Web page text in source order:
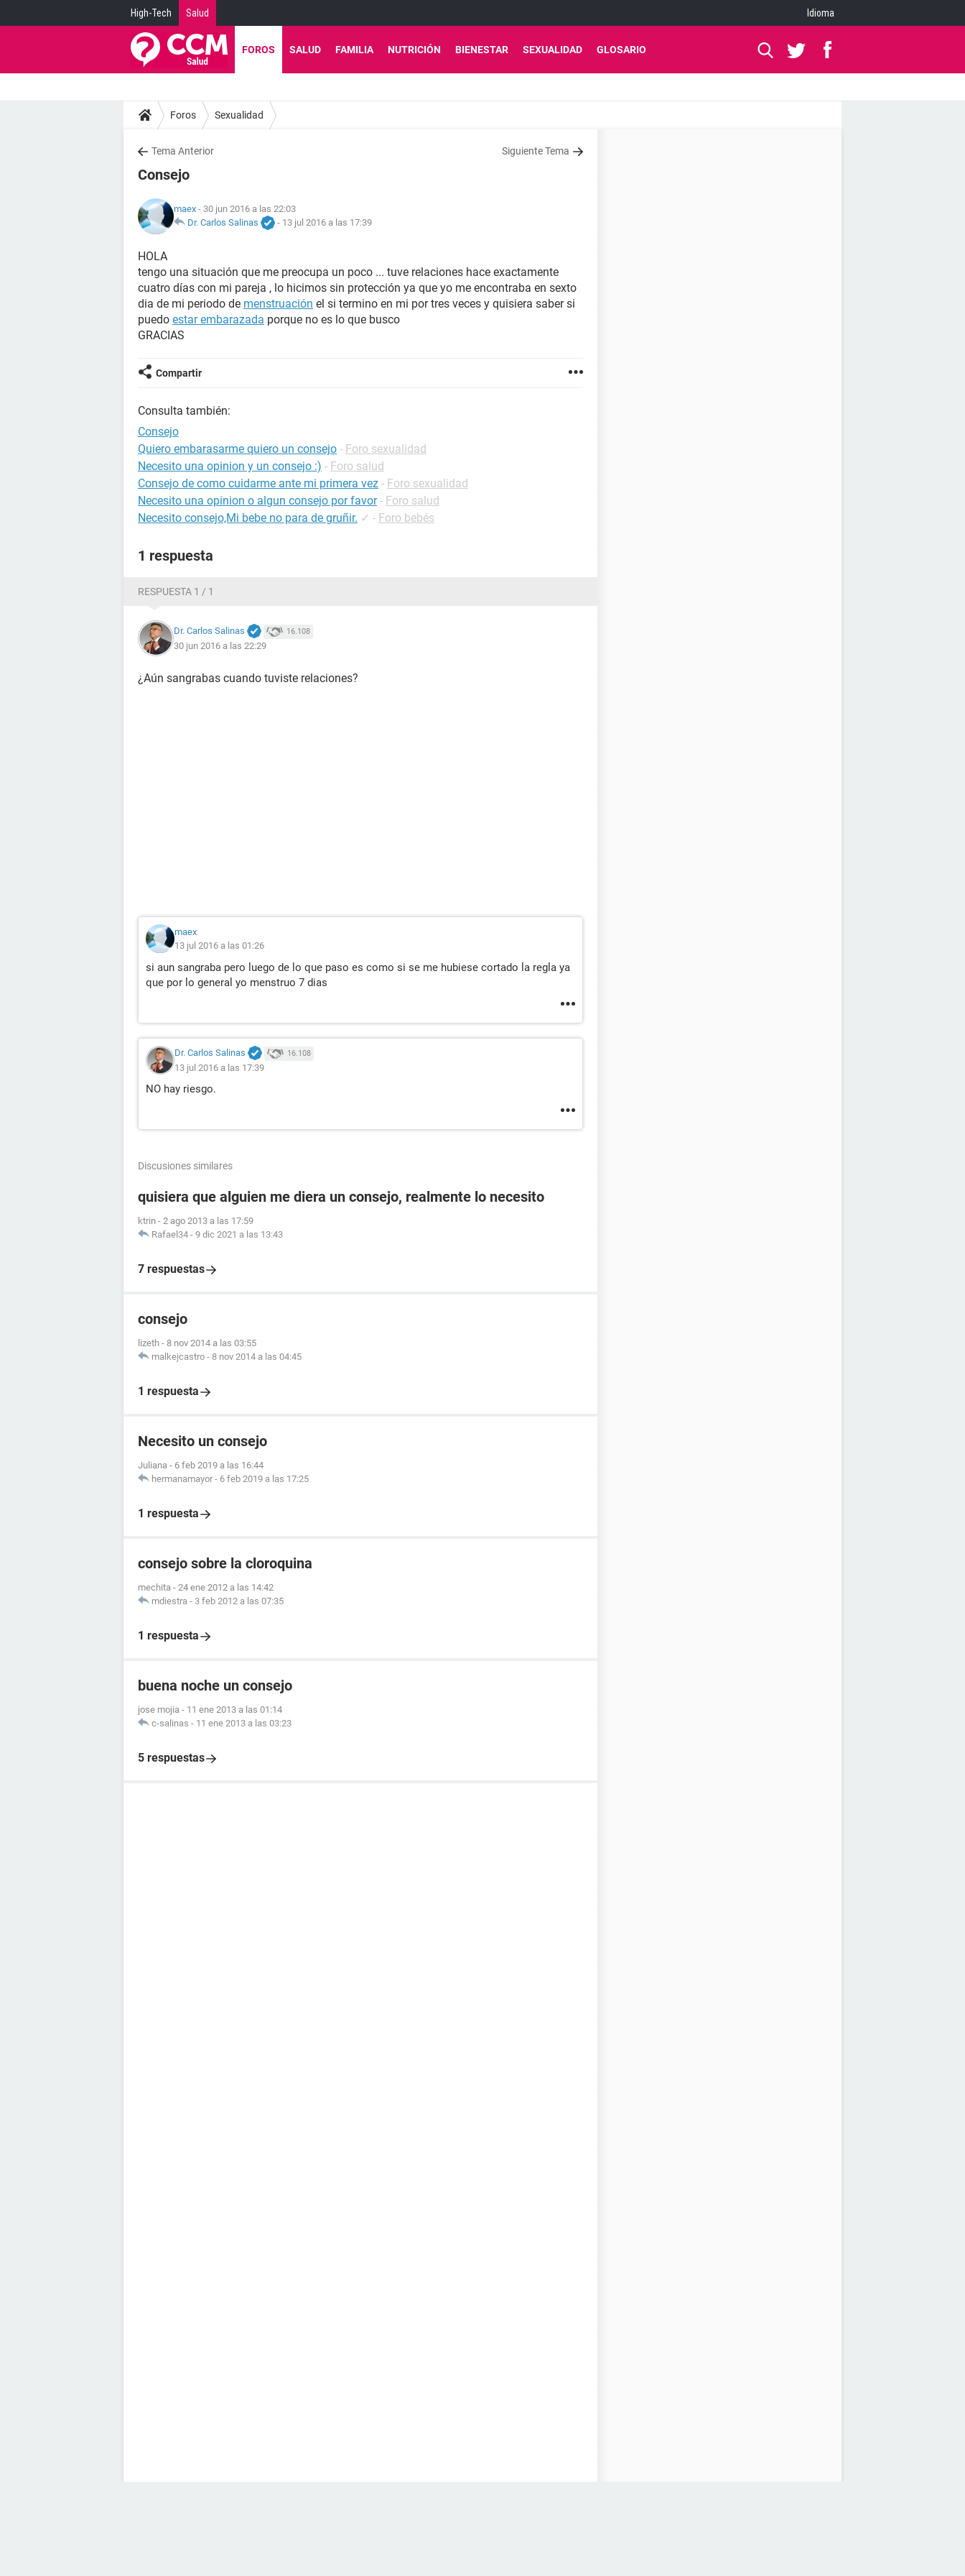
High-Tech Salud Idioma
FOROS SALUD FAMILIA NUTRICIÓN BIENESTAR SEXUALIDAD GLOSARIO
Foros Sexualidad
Tema Anterior Siguiente Tema
Consejo
maex - 30 jun 2016 a las 22:03
Dr. Carlos Salinas
- 13 jul 2016 a las 17:39
HOLA
tengo una situación que me preocupa un poco ... tuve relaciones hace exactamente
cuatro días con mi pareja , lo hicimos sin protección ya que yo me encontraba en sexto
dia de mi periodo de menstruación el si termino en mi por tres veces y quisiera saber si
puedo estar embarazada porque no es lo que busco
GRACIAS
Compartir
Consulta también:
Consejo
Quiero embarasarme quiero un consejo - Foro sexualidad
Necesito una opinion y un consejo :) - Foro salud
Consejo de como cuidarme ante mi primera vez - Foro sexualidad
Necesito una opinion o algun consejo por favor - Foro salud
Necesito consejo,Mi bebe no para de gruñir. ✓ - Foro bebés
1 respuesta
RESPUESTA 1 / 1
Dr. Carlos Salinas 16.108
30 jun 2016 a las 22:29
¿Aún sangrabas cuando tuviste relaciones?
maex
13 jul 2016 a las 01:26
si aun sangraba pero luego de lo que paso es como si se me hubiese cortado la regla ya
que por lo general yo menstruo 7 dias
Dr. Carlos Salinas 16.108
13 jul 2016 a las 17:39
NO hay riesgo.
Discusiones similares
quisiera que alguien me diera un consejo, realmente lo necesito
ktrin - 2 ago 2013 a las 17:59
Rafael34 - 9 dic 2021 a las 13:43
7 respuestas
consejo
lizeth - 8 nov 2014 a las 03:55
malkejcastro - 8 nov 2014 a las 04:45
1 respuesta
Necesito un consejo
Juliana - 6 feb 2019 a las 16:44
hermanamayor - 6 feb 2019 a las 17:25
1 respuesta
consejo sobre la cloroquina
mechita - 24 ene 2012 a las 14:42
mdiestra - 3 feb 2012 a las 07:35
1 respuesta
buena noche un consejo
jose mojia - 11 ene 2013 a las 01:14
c-salinas - 11 ene 2013 a las 03:23
5 respuestas